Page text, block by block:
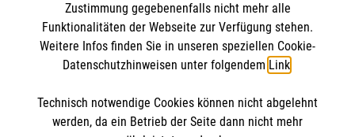
Compliance
Karriere bei uns:www.mehralsnurarbeit.de
Zustimmung gegebenenfalls nicht mehr alle
Funktionalitäten der Webseite zur Verfügung stehen.
Weitere Infos finden Sie in unseren speziellen Cookie-
Datenschutzhinweisen unter folgendem Link.
Technisch notwendige Cookies können nicht abgelehnt
werden, da ein Betrieb der Seite dann nicht mehr